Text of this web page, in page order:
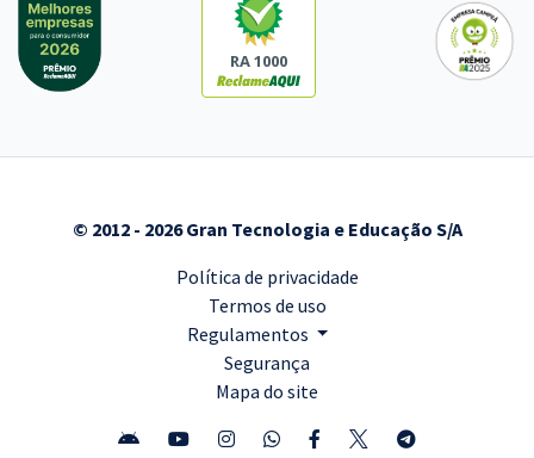
RA 1000
© 2012 - 2026 Gran Tecnologia e Educação S/A
Política de privacidade
Termos de uso
Regulamentos
Segurança
Mapa do site